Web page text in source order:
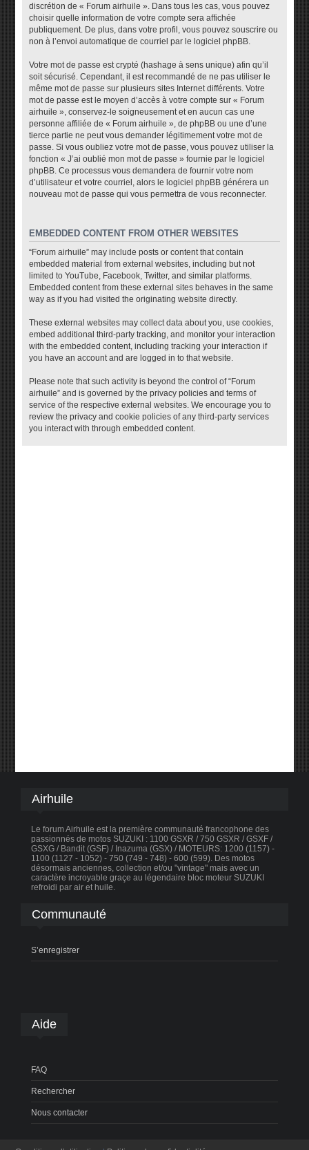
discrétion de « Forum airhuile ». Dans tous les cas, vous pouvez
choisir quelle information de votre compte sera affichée
publiquement. De plus, dans votre profil, vous pouvez souscrire ou
non à l’envoi automatique de courriel par le logiciel phpBB.
Votre mot de passe est crypté (hashage à sens unique) afin qu’il
soit sécurisé. Cependant, il est recommandé de ne pas utiliser le
même mot de passe sur plusieurs sites Internet différents. Votre
mot de passe est le moyen d’accès à votre compte sur « Forum
airhuile », conservez-le soigneusement et en aucun cas une
personne affiliée de « Forum airhuile », de phpBB ou une d’une
tierce partie ne peut vous demander légitimement votre mot de
passe. Si vous oubliez votre mot de passe, vous pouvez utiliser la
fonction « J’ai oublié mon mot de passe » fournie par le logiciel
phpBB. Ce processus vous demandera de fournir votre nom
d’utilisateur et votre courriel, alors le logiciel phpBB générera un
nouveau mot de passe qui vous permettra de vous reconnecter.
EMBEDDED CONTENT FROM OTHER WEBSITES
“Forum airhuile” may include posts or content that contain
embedded material from external websites, including but not
limited to YouTube, Facebook, Twitter, and similar platforms.
Embedded content from these external sites behaves in the same
way as if you had visited the originating website directly.
These external websites may collect data about you, use cookies,
embed additional third-party tracking, and monitor your interaction
with the embedded content, including tracking your interaction if
you have an account and are logged in to that website.
Please note that such activity is beyond the control of “Forum
airhuile” and is governed by the privacy policies and terms of
service of the respective external websites. We encourage you to
review the privacy and cookie policies of any third-party services
you interact with through embedded content.
Airhuile
Le forum Airhuile est la première communauté francophone des
passionnés de motos SUZUKI : 1100 GSXR / 750 GSXR / GSXF /
GSXG / Bandit (GSF) / Inazuma (GSX) / MOTEURS: 1200 (1157) -
1100 (1127 - 1052) - 750 (749 - 748) - 600 (599). Des motos
désormais anciennes, collection et/ou "vintage" mais avec un
caractère incroyable graçe au légendaire bloc moteur SUZUKI
refroidi par air et huile.
Communauté
S’enregistrer
Aide
FAQ
Rechercher
Nous contacter